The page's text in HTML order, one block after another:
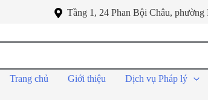
Tầng 1, 24 Phan Bội Châu,
Trang chủ Giới thiệu Dịch vụ Pháp lý